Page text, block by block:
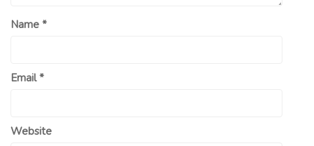
Name *
Email*
Website